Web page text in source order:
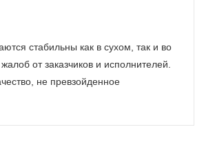
стабильны как в сухом, так и во
от заказчиков и исполнителей.
не превзойденное